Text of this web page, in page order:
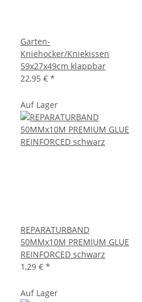
Garten-
Kniehocker/Kniekissen
59x27x49cm klappbar
22,95 € *
Auf Lager
REPARATURBAND
50MMx10M PREMIUM GLUE
REINFORCED schwarz
1,29 € *
Auf Lager